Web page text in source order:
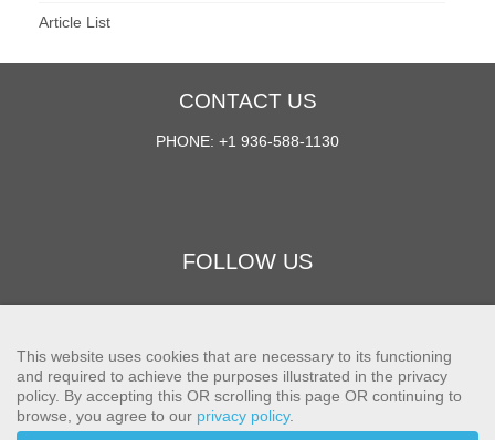
Article List
CONTACT US
PHONE: +1 936-588-1130
FOLLOW US
fab fab fab fab
This website uses cookies that are necessary to its functioning
and required to achieve the purposes illustrated in the privacy
policy. By accepting this OR scrolling this page OR continuing to
browse, you agree to our privacy policy.